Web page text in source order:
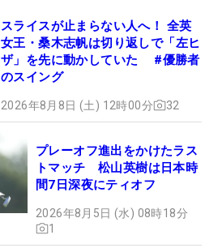
スライスが止まらない人へ！ 全英
女王・桑木志帆は切り返しで「左ヒ
ザ」を先に動かしていた #優勝者
のスイング
2026年8月8日 (土) 12時00分 32
プレーオフ進出をかけたラス
トマッチ 松山英樹は日本時
間7日深夜にティオフ
2026年8月5日 (水) 08時18分
1